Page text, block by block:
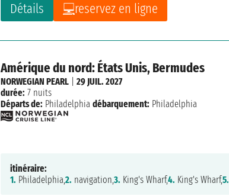
Détails reservez en ligne
Amérique du nord: États Unis, Bermudes
NORWEGIAN PEARL |29 JUIL. 2027
durée: 7 nuits
Départs de: Philadelphia débarquement: Philadelphia
itinéraire:
1. Philadelphia,2. navigation,3. King's Wharf,4. King's Wharf,5.